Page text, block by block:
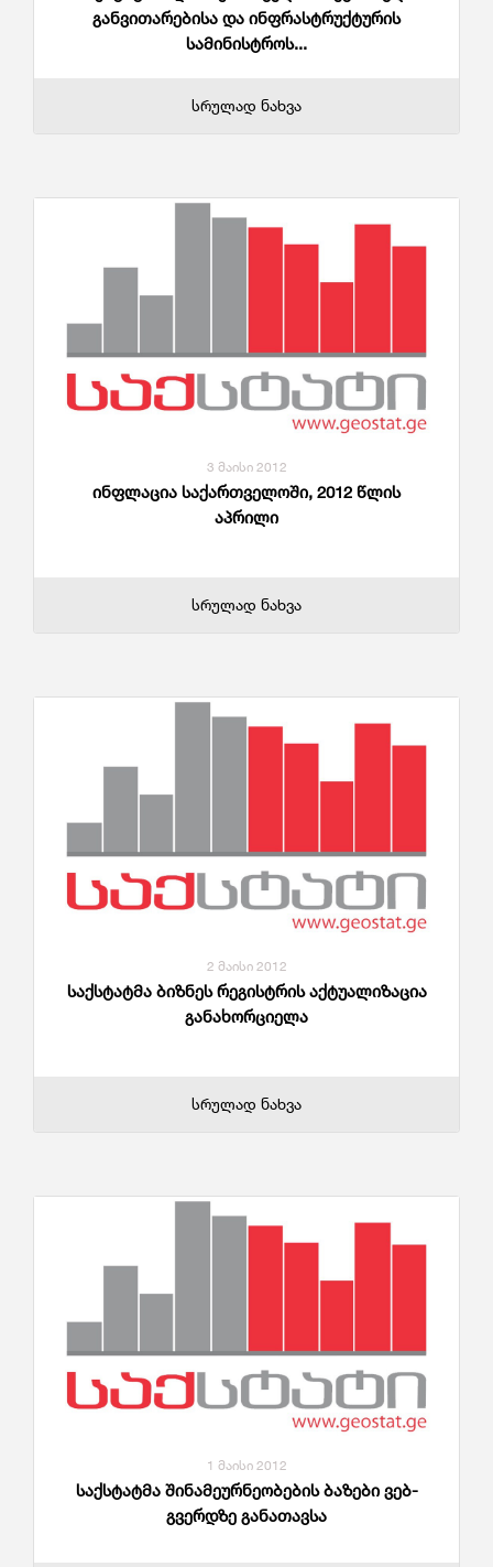
განვითარებისა და ინფრასტრუქტურის
სამინისტროს...
სრულად ნახვა
3 მაისი 2012
ინფლაცია საქართველოში, 2012 წლის
აპრილი
სრულად ნახვა
2 მაისი 2012
საქსტატმა ბიზნეს რეგისტრის აქტუალიზაცია
განახორციელა
სრულად ნახვა
1 მაისი 2012
საქსტატმა შინამეურნეობების ბაზები ვებ-
გვერდზე განათავსა